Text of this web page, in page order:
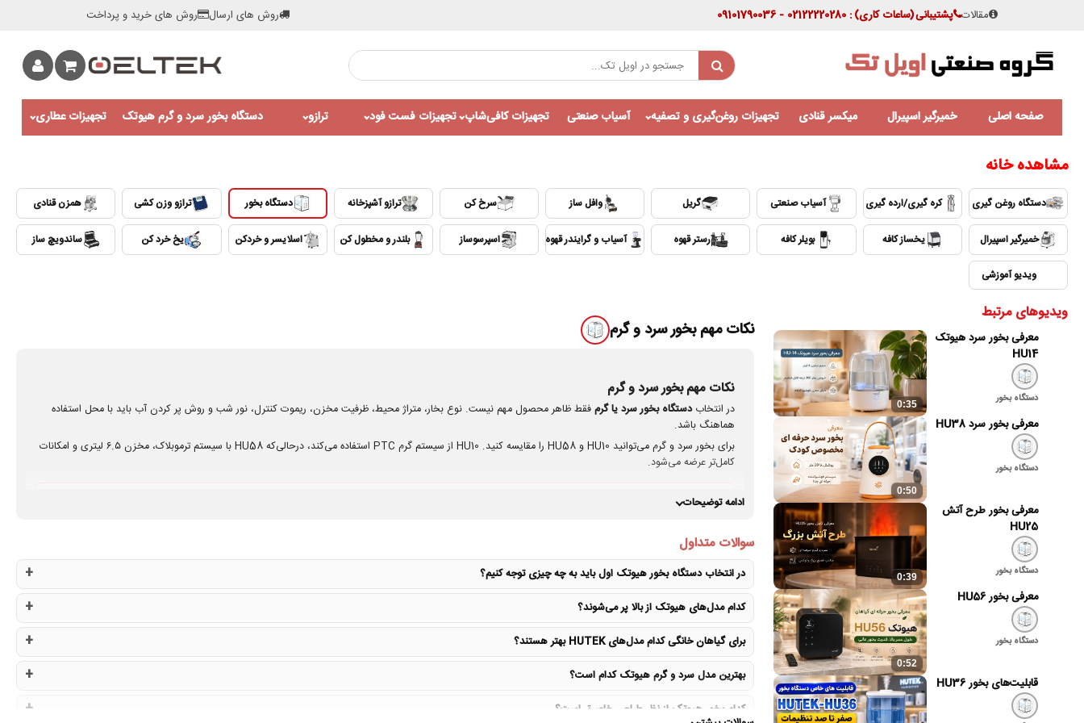
مقالات پشتیبانی(ساعات کاری): 02122220280 - 09101790036 روش های ارسال روش های خرید و پرداخت
صفحه اصلی خمیرگیر اسپیرال میکسر قنادی تجهیزات روغن‌گیری و تصفیه آسیاب صنعتی تجهیزات کافی‌شاپ تجهیزات فست فود ترازو دستگاه بخور سرد و گرم هیوتک تجهیزات عطاری
مشاهده خانه
دستگاه روغن گیری کره گیری/ارده گیری آسیاب صنعتی گریل وافل ساز سرخ کن ترازو آشپزخانه دستگاه بخور ترازو وزن کشی همزن قنادی
خمیرگیر اسپیرال یخساز کافه بویلر کافه رستر قهوه آسیاب و گرایندر قهوه اسپرسوساز بلندر و مخطول کن اسلایسر و خردکن یخ خرد کن ساندویچ ساز
ویدیو آموزشی
ویدیوهای مرتبط
0:35
معرفی بخور سرد هیوتک
HU14
دستگاه بخور
0:50
معرفی بخور سرد HU38
دستگاه بخور
0:39
معرفی بخور طرح آتش
HU25
دستگاه بخور
0:52
معرفی بخور HU56
دستگاه بخور
قابلیت‌های بخور HU36
نکات مهم بخور سرد و گرم
نکات مهم بخور سرد و گرم
در انتخابدستگاه بخور سرد یا گرمفقط ظاهر محصول مهم نیست. نوع بخار، متراژ محیط، ظرفیت مخزن، ریموت کنترل، نور شب و روش پر کردن آب باید با محل استفاده
هماهنگ باشد.
برای بخور سرد و گرم می‌توانید HU10 و HU58 را مقایسه کنید. HU10 از سیستم گرم PTC استفاده می‌کند، درحالی‌که HU58 با سیستم ترموبلاک، مخزن ۶.۵ لیتری و امکانات
کامل‌تر عرضه می‌شود.
انتخاب سریع بر اساس نیاز
ریموت کنترل:
فضای کوچک و استفاده شخصی:HU18
اتاق کودک:HU38
گیاهان و بخاردهی قوی‌تر:HU55 و HU56
بدون نور شب:HU10 و HU45
قبل از خرید این ۴ مورد را مشخص کنید
ابتدا متراژ اتاق، نیاز به بخور گرم، ظرفیت مخزن و ضرورت ریموت کنترل را مشخص کنید. مخزن بزرگ همیشه برای اتاق کوچک مناسب‌تر نیست و تمام دستگاه‌های بخور باید
ادامه توضیحات
سوالات متداول
در انتخاب دستگاه بخور هیوتک اول باید به چه چیزی توجه کنیم؟
کدام مدل‌های هیوتک از بالا پر می‌شوند؟
برای گیاهان خانگی کدام مدل‌های HUTEK بهتر هستند؟
بهترین مدل سرد و گرم هیوتک کدام است؟
کدام بخور هیوتک از نظر طراحی خاص‌تر است؟